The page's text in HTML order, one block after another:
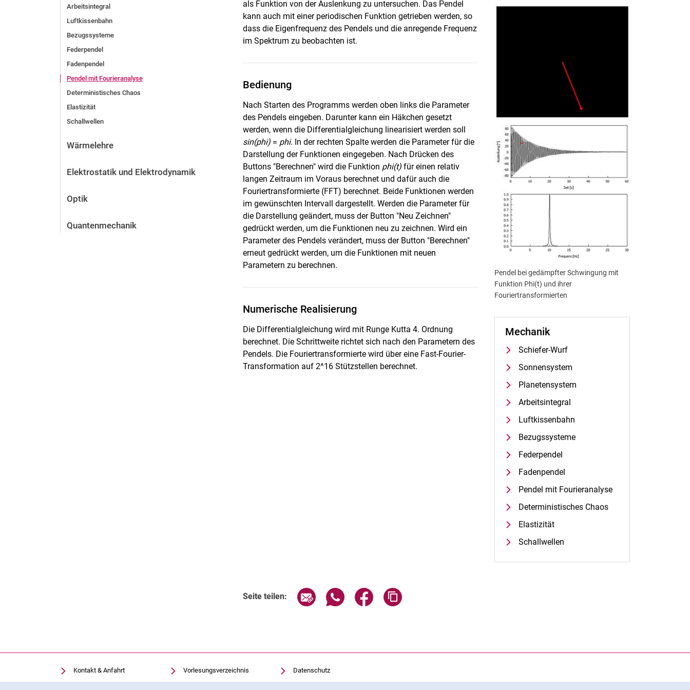
Arbeitsintegral
Luftkissenbahn
Bezugssysteme
Federpendel
Fadenpendel
Pendel mit Fourieranalyse
Deterministisches Chaos
Elastizität
Schallwellen
Wärmelehre
Elektrostatik und Elektrodynamik
Optik
Quantenmechanik
als Funktion von der Auslenkung zu untersuchen. Das Pendel
kann auch mit einer periodischen Funktion getrieben werden, so
dass die Eigenfrequenz des Pendels und die anregende Frequenz
im Spektrum zu beobachten ist.
Bedienung
Nach Starten des Programms werden oben links die Parameter
des Pendels eingeben. Darunter kann ein Häkchen gesetzt
werden, wenn die Differentialgleichung linearisiert werden soll
sin(phi) = phi. In der rechten Spalte werden die Parameter für die
Darstellung der Funktionen eingegeben. Nach Drücken des
Buttons "Berechnen" wird die Funktion phi(t) für einen relativ
langen Zeitraum im Voraus berechnet und dafür auch die
Fouriertransformierte (FFT) berechnet. Beide Funktionen werden
im gewünschten Intervall dargestellt. Werden die Parameter für
die Darstellung geändert, muss der Button "Neu Zeichnen"
gedrückt werden, um die Funktionen neu zu zeichnen. Wird ein
Parameter des Pendels verändert, muss der Button "Berechnen"
erneut gedrückt werden, um die Funktionen mit neuen
Parametern zu berechnen.
Numerische Realisierung
Die Differentialgleichung wird mit Runge Kutta 4. Ordnung
berechnet. Die Schrittweite richtet sich nach den Parametern des
Pendels. Die Fouriertransformierte wird über eine Fast-Fourier-
Transformation auf 2^16 Stützstellen berechnet.
Pendel bei gedämpfter Schwingung mit
Funktion Phi(t) und ihrer
Fouriertransformierten
Mechanik
Schiefer-Wurf
Sonnensystem
Planetensystem
Arbeitsintegral
Luftkissenbahn
Bezugssysteme
Federpendel
Fadenpendel
Pendel mit Fourieranalyse
Deterministisches Chaos
Elastizität
Schallwellen
Seite teilen: Seite über E-Mail teilen
Seite über WhatsApp teilen (externer Link, öffnet neues Fenster)
Seite über Facebook teilen (externer Link, öffnet neues Fenster)
Kontakt & Anfahrt
Einrichtungen suchen
Vorlesungsverzeichnis
Uni-Bibliothek
Datenschutz
Barrierefreiheit